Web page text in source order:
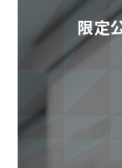
限定